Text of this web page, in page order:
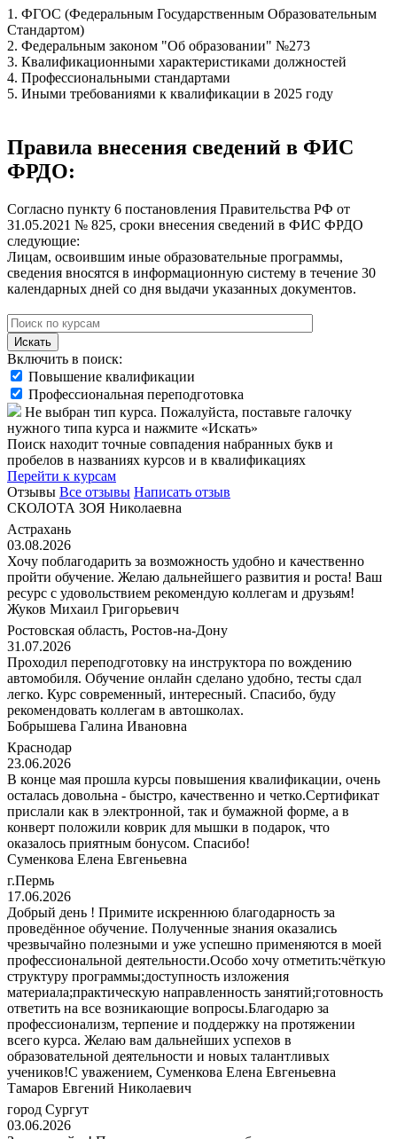
1. ФГОС (Федеральным Государственным Образовательным
Стандартом)
2. Федеральным законом "Об образовании" №273
3. Квалификационными характеристиками должностей
4. Профессиональными стандартами
5. Иными требованиями к квалификации в 2025 году
Правила внесения сведений в ФИС
ФРДО:
Согласно пункту 6 постановления Правительства РФ от
31.05.2021 № 825, сроки внесения сведений в ФИС ФРДО
следующие:
Лицам, освоившим иные образовательные программы,
сведения вносятся в информационную систему в течение 30
календарных дней со дня выдачи указанных документов.
Искать
Включить в поиск:
Повышение квалификации
Профессиональная переподготовка
Не выбран тип курса. Пожалуйста, поставьте галочку
нужного типа курса и нажмите «Искать»
Поиск находит точные совпадения набранных букв и
пробелов в названиях курсов и в квалификациях
Перейти к курсам
Отзывы Все отзывы Написать отзыв
СКОЛОТА ЗОЯ Николаевна
Астрахань
03.08.2026
Хочу поблагодарить за возможность удобно и качественно
пройти обучение. Желаю дальнейшего развития и роста! Ваш
ресурс с удовольствием рекомендую коллегам и друзьям!
Жуков Михаил Григорьевич
Ростовская область, Ростов-на-Дону
31.07.2026
Проходил переподготовку на инструктора по вождению
автомобиля. Обучение онлайн сделано удобно, тесты сдал
легко. Курс современный, интересный. Спасибо, буду
рекомендовать коллегам в автошколах.
Бобрышева Галина Ивановна
Краснодар
23.06.2026
В конце мая прошла курсы повышения квалификации, очень
осталась довольна - быстро, качественно и четко.Сертификат
прислали как в электронной, так и бумажной форме, а в
конверт положили коврик для мышки в подарок, что
оказалось приятным бонусом. Спасибо!
Суменкова Елена Евгеньевна
г.Пермь
17.06.2026
Добрый день ! Примите искреннюю благодарность за
проведённое обучение. Полученные знания оказались
чрезвычайно полезными и уже успешно применяются в моей
профессиональной деятельности.Особо хочу отметить:чёткую
структуру программы;доступность изложения
материала;практическую направленность занятий;готовность
ответить на все возникающие вопросы.Благодарю за
профессионализм, терпение и поддержку на протяжении
всего курса. Желаю вам дальнейших успехов в
образовательной деятельности и новых талантливых
учеников!С уважением, Суменкова Елена Евгеньевна
Тамаров Евгений Николаевич
город Сургут
03.06.2026